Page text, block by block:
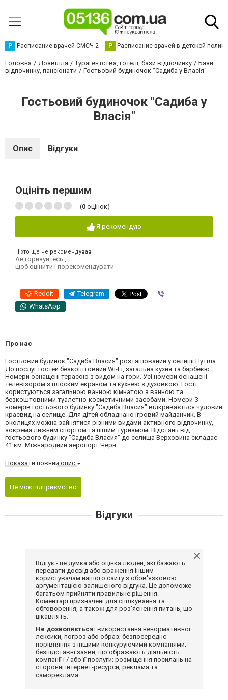
Р Расписание врачей СМСЧ-2 Р Расписание врачей в детской
Головна Дозвілля Турагентства, готелі, бази відпочинку
Бази
відпочинку, пансіонати
Гостьовий будиночок "Садиба у Власія"
Гостьовий будиночок "Садиба у
Власія"
Опис Відгуки
Оцініть першим
(0 оцінок)
Я рекомендую
Ніхто ще не рекомендував
Авторизуйтесь
щоб оцінити і порекомендувати
Reddit Telegram
WhatsApp
Про нас
Гостьовий будинок "Садиба Власия" розташований у селищі Путіла.
До послуг гостей безкоштовний Wi-Fi, загальна кухня та барбекю.
Номери оснащені терасою з видом на гори. Усі номери оснащені
телевізором з плоским екраном та кухнею з духовкою. Гості
користуються загальною ванною кімнатою з ванною та
безкоштовними туалетно-косметичними засобами. Номери З
номерів гостьового будинку "Садиба Власия" відкривається чудовий
краєвид на селище. Для дітей обладнано ігровий майданчик. В
околицях можна зайнятися різними видами активного відпочинку,
зокрема лижним спортом та пішим туризмом. Відстань від
гостьового будинку "Садиба Власия" до селища Верховина складає
41 км. Міжнародний аеропорт Черн...
Показати повний опис
Це моє підприємство
Відгуки
Відгук - це думка або оцінка людей, які бажають
передати досвід або враження іншим
користувачам нашого сайту з обов'язковою
аргументацією залишеного відгука. Це допоможе
багатьом прийняти правильне рішення.
Коментарі призначені для спілкування та
обговорення, а також для роз'яснення питань, що
цікавлять.
Не дозволяється: використання ненормативної
лексики, погроз або образ; безпосереднє
порівняння з іншими конкуруючими компаніями;
безпідставні заяви, що ображають діяльність
компанії і / або її послуги; розміщення посилань на
сторонні інтернет-ресурси; реклама та
самореклама.